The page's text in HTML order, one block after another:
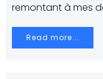
remontant à mes
Read more...